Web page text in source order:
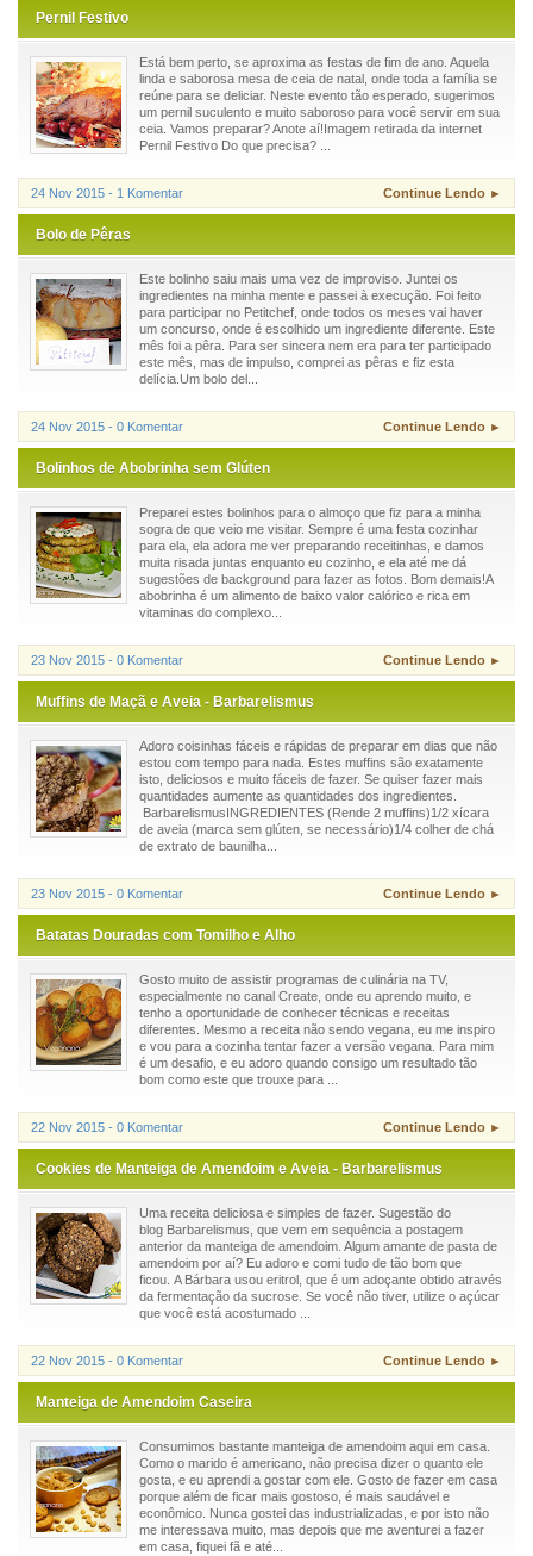
Pernil Festivo
Está bem perto, se aproxima as festas de fim de ano. Aquela
linda e saborosa mesa de ceia de natal, onde toda a família se
reúne para se deliciar. Neste evento tão esperado, sugerimos
um pernil suculento e muito saboroso para você servir em sua
ceia. Vamos preparar? Anote aí!Imagem retirada da internet
Pernil Festivo Do que precisa? ...
24 Nov 2015 - 1 Komentar Continue Lendo ►
Bolo de Pêras
Este bolinho saiu mais uma vez de improviso. Juntei os
ingredientes na minha mente e passei à execução. Foi feito
para participar no Petitchef, onde todos os meses vai haver
um concurso, onde é escolhido um ingrediente diferente. Este
mês foi a pêra. Para ser sincera nem era para ter participado
este mês, mas de impulso, comprei as pêras e fiz esta
delícia.Um bolo del...
24 Nov 2015 - 0 Komentar Continue Lendo ►
Bolinhos de Abobrinha sem Glúten
Preparei estes bolinhos para o almoço que fiz para a minha
sogra de que veio me visitar. Sempre é uma festa cozinhar
para ela, ela adora me ver preparando receitinhas, e damos
muita risada juntas enquanto eu cozinho, e ela até me dá
sugestões de background para fazer as fotos. Bom demais!A
abobrinha é um alimento de baixo valor calórico e rica em
vitaminas do complexo...
23 Nov 2015 - 0 Komentar Continue Lendo ►
Muffins de Maçã e Aveia - Barbarelismus
Adoro coisinhas fáceis e rápidas de preparar em dias que não
estou com tempo para nada. Estes muffins são exatamente
isto, deliciosos e muito fáceis de fazer. Se quiser fazer mais
quantidades aumente as quantidades dos ingredientes.
BarbarelismusINGREDIENTES (Rende 2 muffins)1/2 xícara
de aveia (marca sem glúten, se necessário)1/4 colher de chá
de extrato de baunilha...
23 Nov 2015 - 0 Komentar Continue Lendo ►
Batatas Douradas com Tomilho e Alho
Gosto muito de assistir programas de culinária na TV,
especialmente no canal Create, onde eu aprendo muito, e
tenho a oportunidade de conhecer técnicas e receitas
diferentes. Mesmo a receita não sendo vegana, eu me inspiro
e vou para a cozinha tentar fazer a versão vegana. Para mim
é um desafio, e eu adoro quando consigo um resultado tão
bom como este que trouxe para ...
22 Nov 2015 - 0 Komentar Continue Lendo ►
Cookies de Manteiga de Amendoim e Aveia - Barbarelismus
Uma receita deliciosa e simples de fazer. Sugestão do
blog Barbarelismus, que vem em sequência a postagem
anterior da manteiga de amendoim. Algum amante de pasta de
amendoim por aí? Eu adoro e comi tudo de tão bom que
ficou. A Bárbara usou eritrol, que é um adoçante obtido através
da fermentação da sucrose. Se você não tiver, utilize o açúcar
que você está acostumado ...
22 Nov 2015 - 0 Komentar Continue Lendo ►
Manteiga de Amendoim Caseira
Consumimos bastante manteiga de amendoim aqui em casa.
Como o marido é americano, não precisa dizer o quanto ele
gosta, e eu aprendi a gostar com ele. Gosto de fazer em casa
porque além de ficar mais gostoso, é mais saudável e
econômico. Nunca gostei das industrializadas, e por isto não
me interessava muito, mas depois que me aventurei a fazer
em casa, fiquei fã e até...